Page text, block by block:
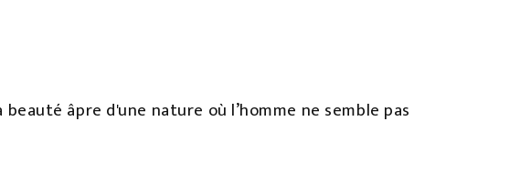
âpre d'une nature où l’homme ne semble pas